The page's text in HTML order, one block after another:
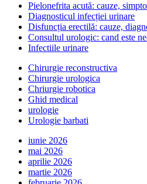
Pielonefrita acută: cauze,
Diagnosticul infecției urinare
Disfuncția erectilă: cauze,
Consultul urologic: cand este
Infectiile urinare
Chirurgie reconstructiva
Chirurgie urologica
Chriurgie robotica
Ghid medical
urologie
Urologie barbati
iunie 2026
mai 2026
aprilie 2026
martie 2026